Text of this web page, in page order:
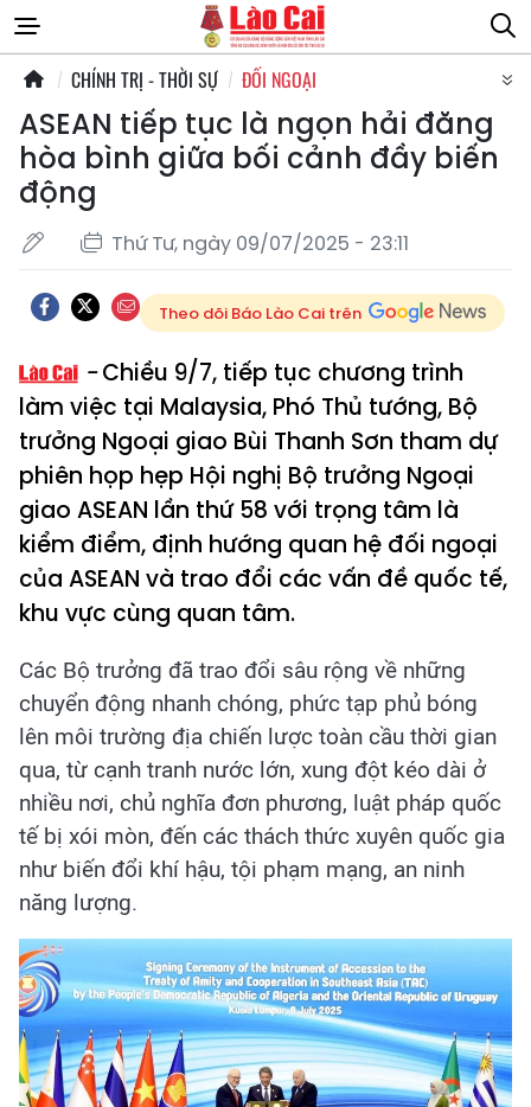
CHÍNH TRỊ - THỜI SỰ ĐỐI NGOẠI
ASEAN tiếp tục là ngọn hải đăng
hòa bình giữa bối cảnh đầy biến
động
Thứ Tư, ngày 09/07/2025 - 23:11
Theo dõi Báo Lào Cai trên
Chiều 9/7, tiếp tục chương trình
làm việc tại Malaysia, Phó Thủ tướng, Bộ
trưởng Ngoại giao Bùi Thanh Sơn tham dự
phiên họp hẹp Hội nghị Bộ trưởng Ngoại
giao ASEAN lần thứ 58 với trọng tâm là
kiểm điểm, định hướng quan hệ đối ngoại
của ASEAN và trao đổi các vấn đề quốc tế,
khu vực cùng quan tâm.
Các Bộ trưởng đã trao đổi sâu rộng về những
chuyển động nhanh chóng, phức tạp phủ bóng
lên môi trường địa chiến lược toàn cầu thời gian
qua, từ cạnh tranh nước lớn, xung đột kéo dài ở
nhiều nơi, chủ nghĩa đơn phương, luật pháp quốc
tế bị xói mòn, đến các thách thức xuyên quốc gia
như biến đổi khí hậu, tội phạm mạng, an ninh
năng lượng.